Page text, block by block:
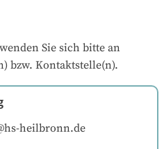
Sie sich bitte an
bzw. Kontaktstelle(n).
heilbronn.de